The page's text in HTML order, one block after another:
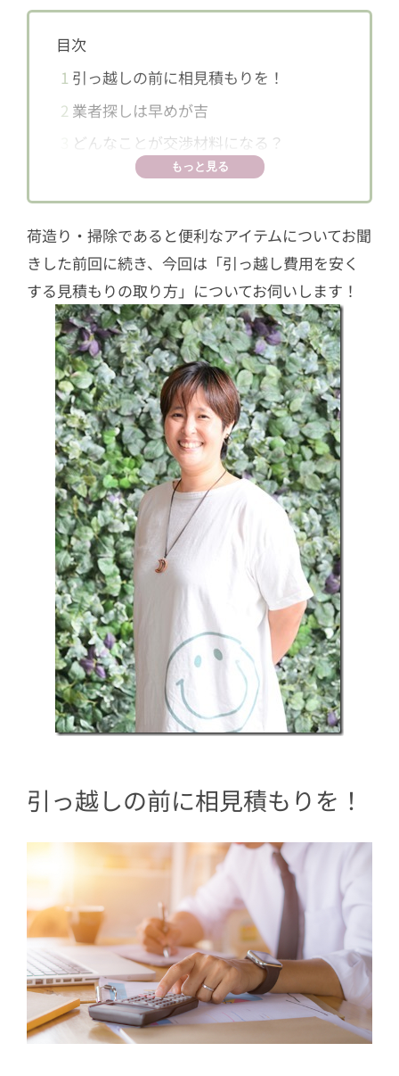
目次
1 引っ越しの前に相見積もりを！
2 業者探しは早めが吉
どんなことが交渉材料になる？
もっと見る
荷造り・掃除であると便利なアイテムについてお聞
きした前回に続き、今回は「引っ越し費用を安く
する見積もりの取り方」についてお伺いします！
引っ越しの前に相見積もりを！